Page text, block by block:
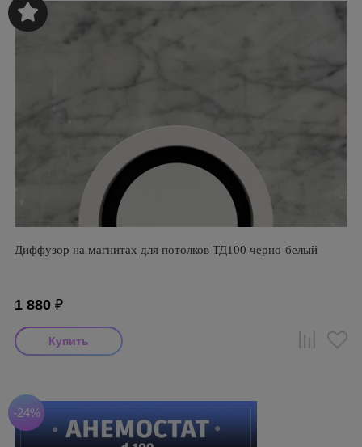
Диффузор на магнитах для потолков ТД100 черно-белый
1 880 ₽
-24%